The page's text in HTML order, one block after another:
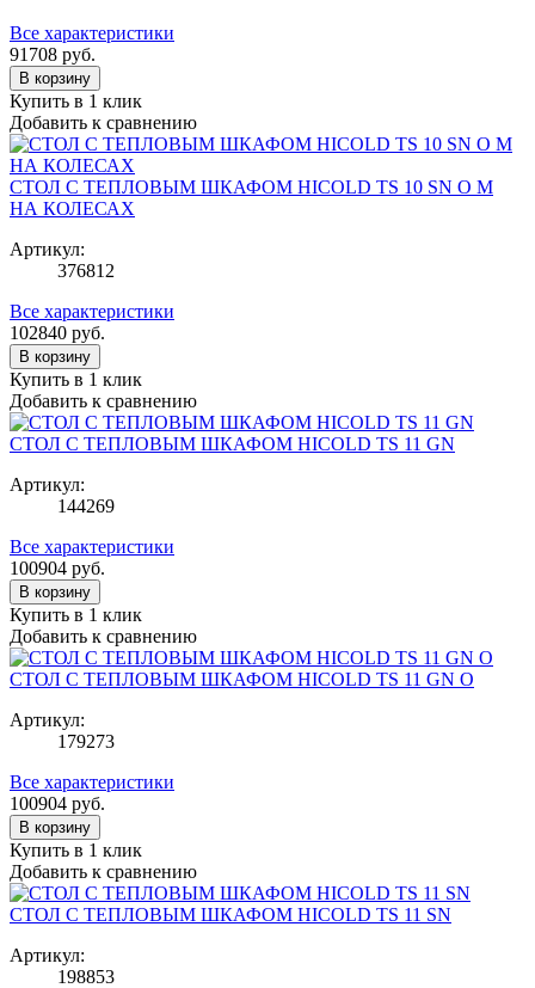
Все характеристики
91708 руб.
В корзину
Купить в 1 клик
Добавить к сравнению
СТОЛ С ТЕПЛОВЫМ ШКАФОМ HICOLD TS 10 SN O М
НА КОЛЕСАХ
Артикул:
376812
Все характеристики
102840 руб.
В корзину
Купить в 1 клик
Добавить к сравнению
СТОЛ С ТЕПЛОВЫМ ШКАФОМ HICOLD TS 11 GN
Артикул:
144269
Все характеристики
100904 руб.
В корзину
Купить в 1 клик
Добавить к сравнению
СТОЛ С ТЕПЛОВЫМ ШКАФОМ HICOLD TS 11 GN O
Артикул:
179273
Все характеристики
100904 руб.
В корзину
Купить в 1 клик
Добавить к сравнению
СТОЛ С ТЕПЛОВЫМ ШКАФОМ HICOLD TS 11 SN
Артикул:
198853